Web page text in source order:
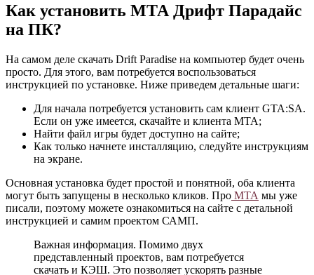
Как установить МТА Дрифт Парадайс
на ПК?
На самом деле скачать Drift Paradise на компьютер будет очень
просто. Для этого, вам потребуется воспользоваться
инструкцией по установке. Ниже приведем детальные шаги:
Для начала потребуется установить сам клиент GTA:SA.
Если он уже имеется, скачайте и клиента МТА;
Найти файл игры будет доступно на сайте;
Как только начнете инсталляцию, следуйте инструкциям
на экране.
Основная установка будет простой и понятной, оба клиента
могут быть запущены в несколько кликов. Про МТА мы уже
писали, поэтому можете ознакомиться на сайте с детальной
инструкцией и самим проектом САМП.
Важная информация. Помимо двух
представленный проектов, вам потребуется
скачать и КЭШ. Это позволяет ускорять разные